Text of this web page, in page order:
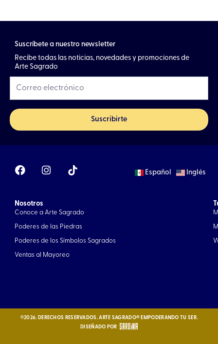
Suscríbete a nuestro newsletter
Recibe todas las noticias, novedades y promociones de
Arte Sagrado
Suscribirte
F
a
b
o
o
I
n
g
r
a
Español Inglés
Nosotros
Conoce a Arte Sagrado
Poderes de las Piedras
Poderes de los Símbolos Sagrados
Ventas al Mayoreo
©2026. DERECHOS RESERVADOS. ARTE SAGRADO® EMPODERANDO TU SER.
DISEÑADO POR